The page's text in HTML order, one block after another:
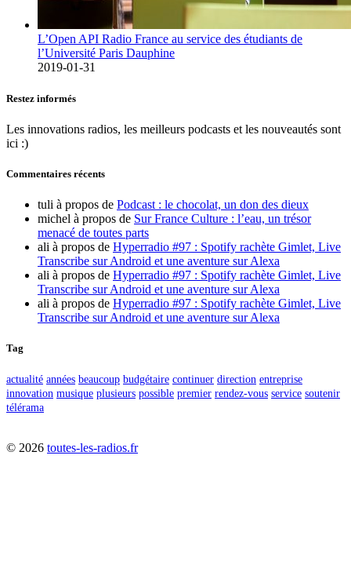
L’Open API Radio France au service des étudiants de
l’Université Paris Dauphine
2019-01-31
Restez informés
Les innovations radios, les meilleurs podcasts et les nouveautés sont
ici :)
Commentaires récents
tuli à propos de Podcast : le chocolat, un don des dieux
michel à propos de Sur France Culture : l’eau, un trésor
menacé de toutes parts
ali à propos de Hyperradio #97 : Spotify rachète Gimlet, Live
Transcribe sur Android et une aventure sur Alexa
ali à propos de Hyperradio #97 : Spotify rachète Gimlet, Live
Transcribe sur Android et une aventure sur Alexa
ali à propos de Hyperradio #97 : Spotify rachète Gimlet, Live
Transcribe sur Android et une aventure sur Alexa
Tag
actualité années beaucoup budgétaire continuer direction entreprise
innovation musique plusieurs possible premier rendez-vous service soutenir
télérama
© 2026 toutes-les-radios.fr